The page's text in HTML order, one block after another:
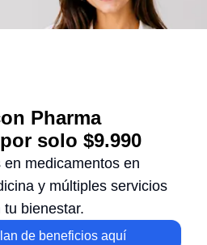
Pharma
solo $9.990
medicamentos en
y múltiples servicios
bienestar.
de beneficios aquí